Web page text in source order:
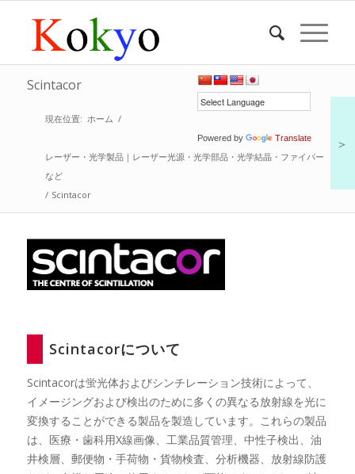
Scintacor
Powered by Translate
現在位置: ホーム /
レーザー・光学製品｜レーザー光源・光学部品・光学結晶・ファイバー
など
/ Scintacor
Scintacorについて
Scintacorは蛍光体およびシンチレーション技術によって、
イメージングおよび検出のために多くの異なる放射線を光に
変換することができる製品を製造しています。これらの製品
は、医療・歯科用X線画像、工業品質管理、中性子検出、油
井検層、郵便物・手荷物・貨物検査、分析機器、放射線防護
＞